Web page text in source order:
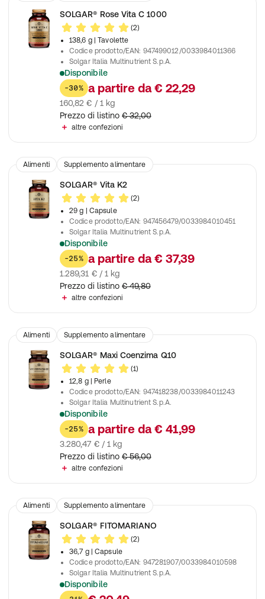
SOLGAR® Rose Vita C 1000
(2)
138,6 g
| Tavolette
Codice prodotto/EAN: 947499012/0033984011366
Solgar Italia Multinutrient S.p.A.
Disponibile
Contribuisce al mantenimento del sistema immunitario
-30% a partire da € 22,29
160,82 € / 1 kg
Prezzo di listino € 32,00
altre confezioni
Alimenti Supplemento alimentare
SOLGAR® Vita K2
(2)
29 g
| Capsule
Codice prodotto/EAN: 947456479/0033984010451
Solgar Italia Multinutrient S.p.A.
Disponibile
Contribuisce al mantenimento di ossa normali
-25% a partire da € 37,39
1.289,31 € / 1 kg
Prezzo di listino € 49,80
altre confezioni
Alimenti Supplemento alimentare
SOLGAR® Maxi Coenzima Q10
(1)
12,8 g
| Perle
Codice prodotto/EAN: 947418238/0033984011243
Solgar Italia Multinutrient S.p.A.
Disponibile
Contribuisce ad integrare i nutrienti indicati
-25% a partire da € 41,99
3.280,47 € / 1 kg
Prezzo di listino € 56,00
altre confezioni
Alimenti Supplemento alimentare
SOLGAR® FITOMARIANO
(2)
36,7 g
| Capsule
Codice prodotto/EAN: 947281907/0033984010598
Solgar Italia Multinutrient S.p.A.
Disponibile
Supporta le funzioni digestive ed epatiche e favorisce le